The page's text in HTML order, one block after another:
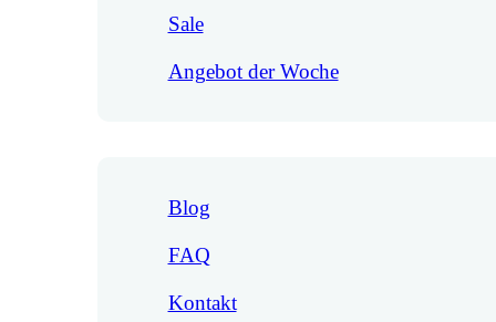
Sale
Angebot der Woche
Blog
FAQ
Kontakt